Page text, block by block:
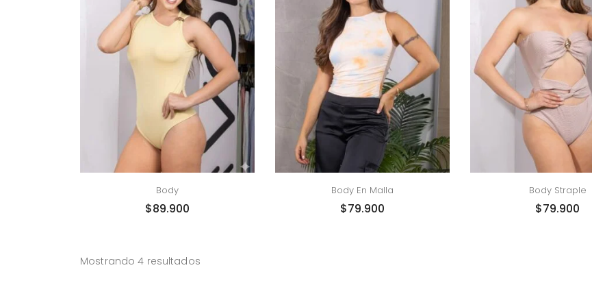
Body
$89.900
Body En Malla
$79.900
Body Straple
$79.900
Mostrando 4 resultados